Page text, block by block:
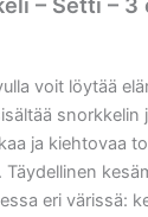
voit löytää
snorkkelin
ja kiehtovaa
eri värissä: